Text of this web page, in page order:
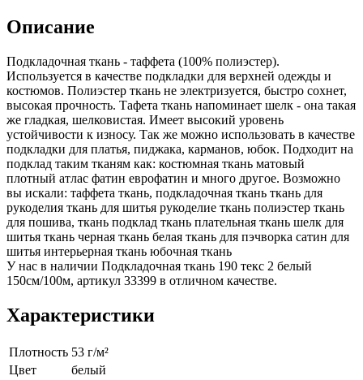
Описание
Подкладочная ткань - таффета (100% полиэстер).
Используется в качестве подкладки для верхней одежды и
костюмов. Полиэстер ткань не электризуется, быстро сохнет,
высокая прочность. Тафета ткань напоминает шелк - она такая
же гладкая, шелковистая. Имеет высокий уровень
устойчивости к износу. Так же можно использовать в качестве
подкладки для платья, пиджака, карманов, юбок. Подходит на
подклад таким тканям как: костюмная ткань матовый
плотный атлас фатин еврофатин и много другое. Возможно
вы искали: таффета ткань, подкладочная ткань ткань для
рукоделия ткань для шитья рукоделие ткань полиэстер ткань
для пошива, ткань подклад ткань плательная ткань шелк для
шитья ткань черная ткань белая ткань для пэчворка сатин для
шитья интерьерная ткань юбочная ткань
У нас в наличии Подкладочная ткань 190 текс 2 белый
150см/100м, артикул 33399 в отличном качестве.
Характеристики
Плотность 53 г/м²
Цвет
белый